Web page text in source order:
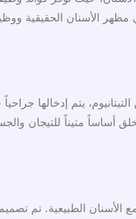
الأسنان الحقيقية
يتم إدخالها
متيناً للتيجان
الأسنان الطبيعية. تم